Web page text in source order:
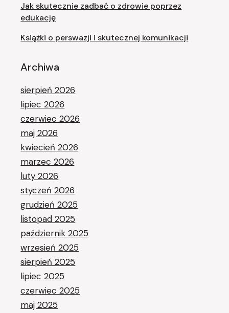
Jak skutecznie zadbać o zdrowie poprzez
edukację
Książki o perswazji i skutecznej komunikacji
Archiwa
sierpień 2026
lipiec 2026
czerwiec 2026
maj 2026
kwiecień 2026
marzec 2026
luty 2026
styczeń 2026
grudzień 2025
listopad 2025
październik 2025
wrzesień 2025
sierpień 2025
lipiec 2025
czerwiec 2025
maj 2025